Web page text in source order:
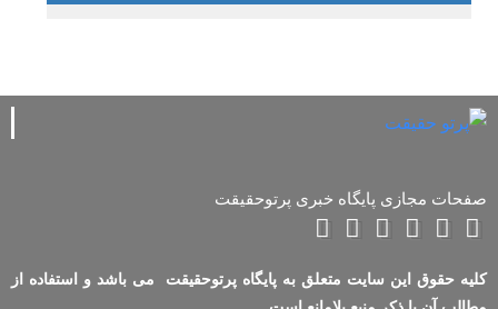
صفحات مجازی پایگاه خبری پرتوحقیقت
کلیه حقوق این سایت متعلق به پایگاه پرتوحقیقت می باشد و استفاده از